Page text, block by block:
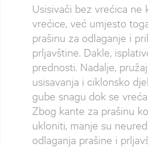
Usisivači bez vrećica ne
vrećice, već umjesto
prašinu za odlaganje i
prljavštine. Dakle,
prednosti. Nadalje,
usisavanja i ciklonsko
gube snagu dok se
Zbog kante za prašinu
ukloniti, manje su
odlaganja prašine i